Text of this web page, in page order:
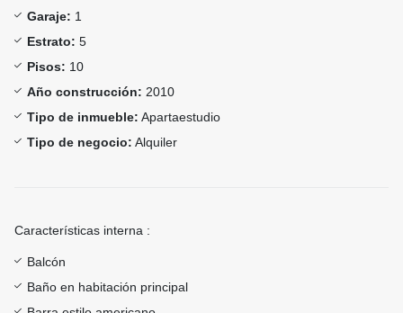
Garaje: 1
Estrato: 5
Pisos: 10
Año construcción: 2010
Tipo de inmueble: Apartaestudio
Tipo de negocio: Alquiler
Características interna :
Balcón
Baño en habitación principal